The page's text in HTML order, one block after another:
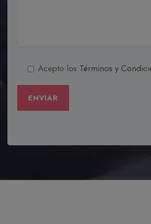
Acepto los Términos y